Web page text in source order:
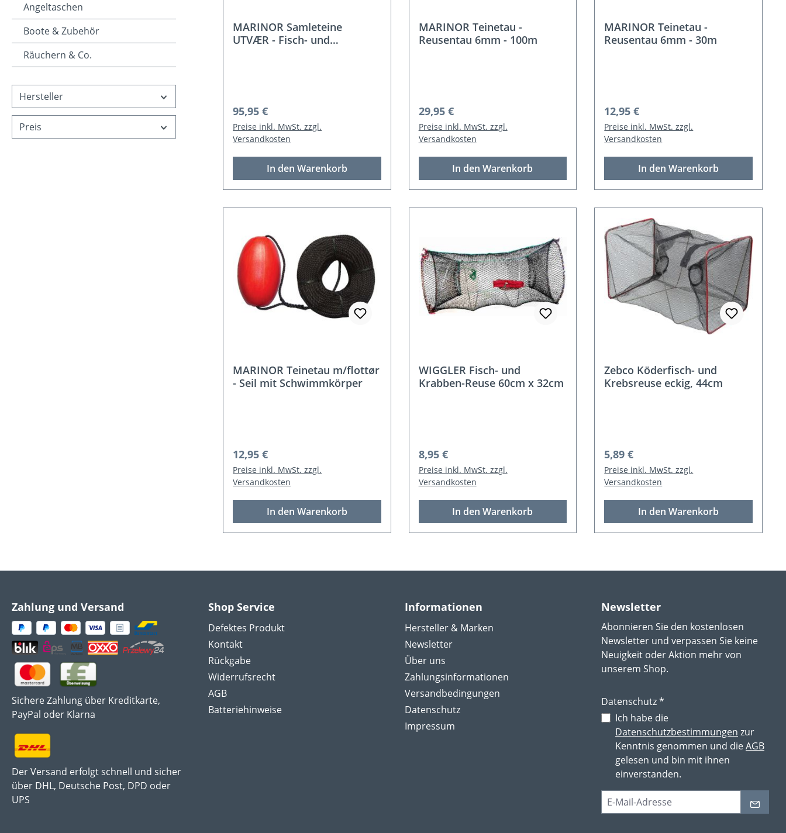
Angeltaschen
Boote & Zubehör
Räuchern & Co.
Hersteller
Preis
MARINOR Samleteine
UTVÆR - Fisch- und
Regulärer Preis:
95,95 €
Preise inkl. MwSt. zzgl.
Versandkosten
In den Warenkorb
MARINOR Teinetau -
Reusentau 6mm - 100m
Regulärer Preis:
29,95 €
Preise inkl. MwSt. zzgl.
Versandkosten
In den Warenkorb
MARINOR Teinetau -
Reusentau 6mm - 30m
Regulärer Preis:
12,95 €
Preise inkl. MwSt. zzgl.
Versandkosten
In den Warenkorb
MARINOR Teinetau m/flottør
- Seil mit Schwimmkörper
Regulärer Preis:
12,95 €
Preise inkl. MwSt. zzgl.
Versandkosten
In den Warenkorb
WIGGLER Fisch- und
Krabben-Reuse 60cm x 32cm
Regulärer Preis:
8,95 €
Preise inkl. MwSt. zzgl.
Versandkosten
In den Warenkorb
Zebco Köderfisch- und
Krebsreuse eckig, 44cm
Regulärer Preis:
5,89 €
Preise inkl. MwSt. zzgl.
Versandkosten
In den Warenkorb
Zahlung und Versand
Sichere Zahlung über Kreditkarte,
PayPal oder Klarna
Der Versand erfolgt schnell und sicher
über DHL, Deutsche Post, DPD oder
UPS
Shop Service
Defektes Produkt
Kontakt
Rückgabe
Widerrufsrecht
AGB
Batteriehinweise
Informationen
Hersteller & Marken
Newsletter
Über uns
Zahlungsinformationen
Versandbedingungen
Datenschutz
Impressum
Newsletter
Abonnieren Sie den kostenlosen
Newsletter und verpassen Sie keine
Neuigkeit oder Aktion mehr von
unserem Shop.
Datenschutz *
Ich habe die
Datenschutzbestimmungen zur
Kenntnis genommen und dieAGB
gelesen und bin mit ihnen
einverstanden.